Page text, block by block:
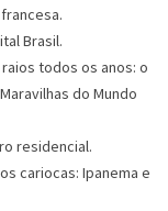
Brasil.
todos os anos: o
do Mundo
residencial.
cariocas: Ipanema e